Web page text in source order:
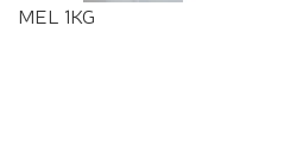
MEL 1KG